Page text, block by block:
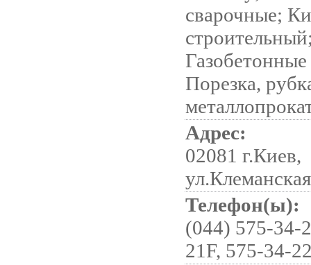
сварочные;
Порезка,
Адрес:
02081 г.Киев,
Телефон(ы):
(044) 575-34-
21F, 575-34-